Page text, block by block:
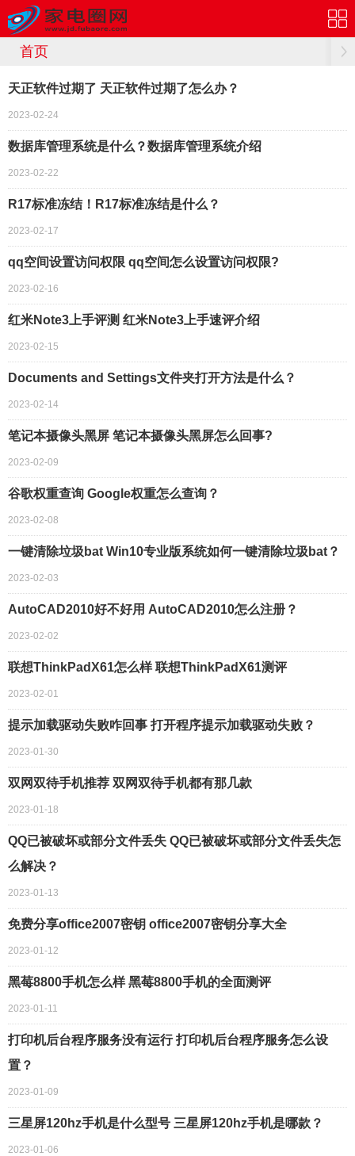
首页
天正软件过期了 天正软件过期了怎么办？
2023-02-24
数据库管理系统是什么？数据库管理系统介绍
2023-02-22
R17标准冻结！R17标准冻结是什么？
2023-02-17
qq空间设置访问权限 qq空间怎么设置访问权限?
2023-02-16
红米Note3上手评测 红米Note3上手速评介绍
2023-02-15
Documents and Settings文件夹打开方法是什么？
2023-02-14
笔记本摄像头黑屏 笔记本摄像头黑屏怎么回事?
2023-02-09
谷歌权重查询 Google权重怎么查询？
2023-02-08
一键清除垃圾bat Win10专业版系统如何一键清除垃圾bat？
2023-02-03
AutoCAD2010好不好用 AutoCAD2010怎么注册？
2023-02-02
联想ThinkPadX61怎么样 联想ThinkPadX61测评
2023-02-01
提示加载驱动失败咋回事 打开程序提示加载驱动失败？
2023-01-30
双网双待手机推荐 双网双待手机都有那几款
2023-01-18
QQ已被破坏或部分文件丢失 QQ已被破坏或部分文件丢失怎
么解决？
2023-01-13
免费分享office2007密钥 office2007密钥分享大全
2023-01-12
黑莓8800手机怎么样 黑莓8800手机的全面测评
2023-01-11
打印机后台程序服务没有运行 打印机后台程序服务怎么设
置？
2023-01-09
三星屏120hz手机是什么型号 三星屏120hz手机是哪款？
2023-01-06